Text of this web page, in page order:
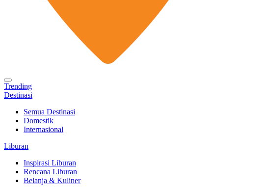
Trending
Destinasi
Semua Destinasi
Domestik
Internasional
Liburan
Inspirasi Liburan
Rencana Liburan
Belanja & Kuliner